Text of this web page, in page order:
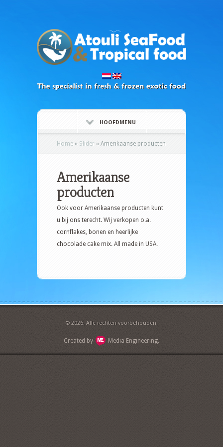
HOOFDMENU
Home » Slider » Amerikaanse producten
Amerikaanse
producten
Ook voor Amerikaanse producten kunt
u bij ons terecht. Wij verkopen o.a.
cornflakes, bonen en heerlijke
chocolade cake mix. All made in USA.
© 2026. Alle rechten voorbehouden.
Created by Media Engineering.